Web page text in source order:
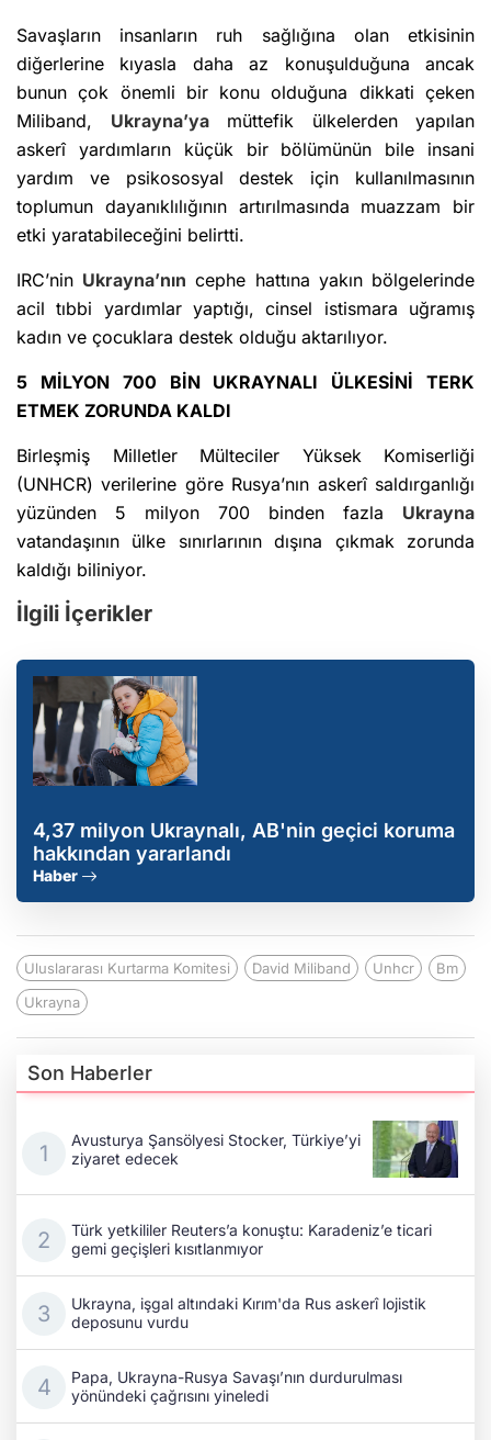
Savaşların insanların ruh sağlığına olan etkisinin
diğerlerine kıyasla daha az konuşulduğuna ancak
bunun çok önemli bir konu olduğuna dikkati çeken
Miliband, Ukrayna’yamüttefik ülkelerden yapılan
askerî yardımların küçük bir bölümünün bile insani
yardım ve psikososyal destek için kullanılmasının
toplumun dayanıklılığının artırılmasında muazzam bir
etki yaratabileceğini belirtti.
IRC’nin Ukrayna’nın cephe hattına yakın bölgelerinde
acil tıbbi yardımlar yaptığı, cinsel istismara uğramış
kadın ve çocuklara destek olduğu aktarılıyor.
5 MİLYON 700 BİN UKRAYNALI ÜLKESİNİ TERK
ETMEK ZORUNDA KALDI
Birleşmiş Milletler Mülteciler Yüksek Komiserliği
(UNHCR) verilerine göre Rusya’nın askerî saldırganlığı
yüzünden 5 milyon 700 binden fazla Ukrayna
vatandaşının ülke sınırlarının dışına çıkmak zorunda
kaldığı biliniyor.
İlgili İçerikler
4,37 milyon Ukraynalı, AB'nin geçici koruma
hakkından yararlandı
Haber
Uluslararası Kurtarma Komitesi David Miliband Unhcr
Bm
Ukrayna
Son Haberler
Avusturya Şansölyesi Stocker, Türkiye’yi
ziyaret edecek
Türk yetkililer Reuters’a konuştu: Karadeniz’e ticari
gemi geçişleri kısıtlanmıyor
Ukrayna, işgal altındaki Kırım'da Rus askerî lojistik
deposunu vurdu
Papa, Ukrayna-Rusya Savaşı’nın durdurulması
yönündeki çağrısını yineledi